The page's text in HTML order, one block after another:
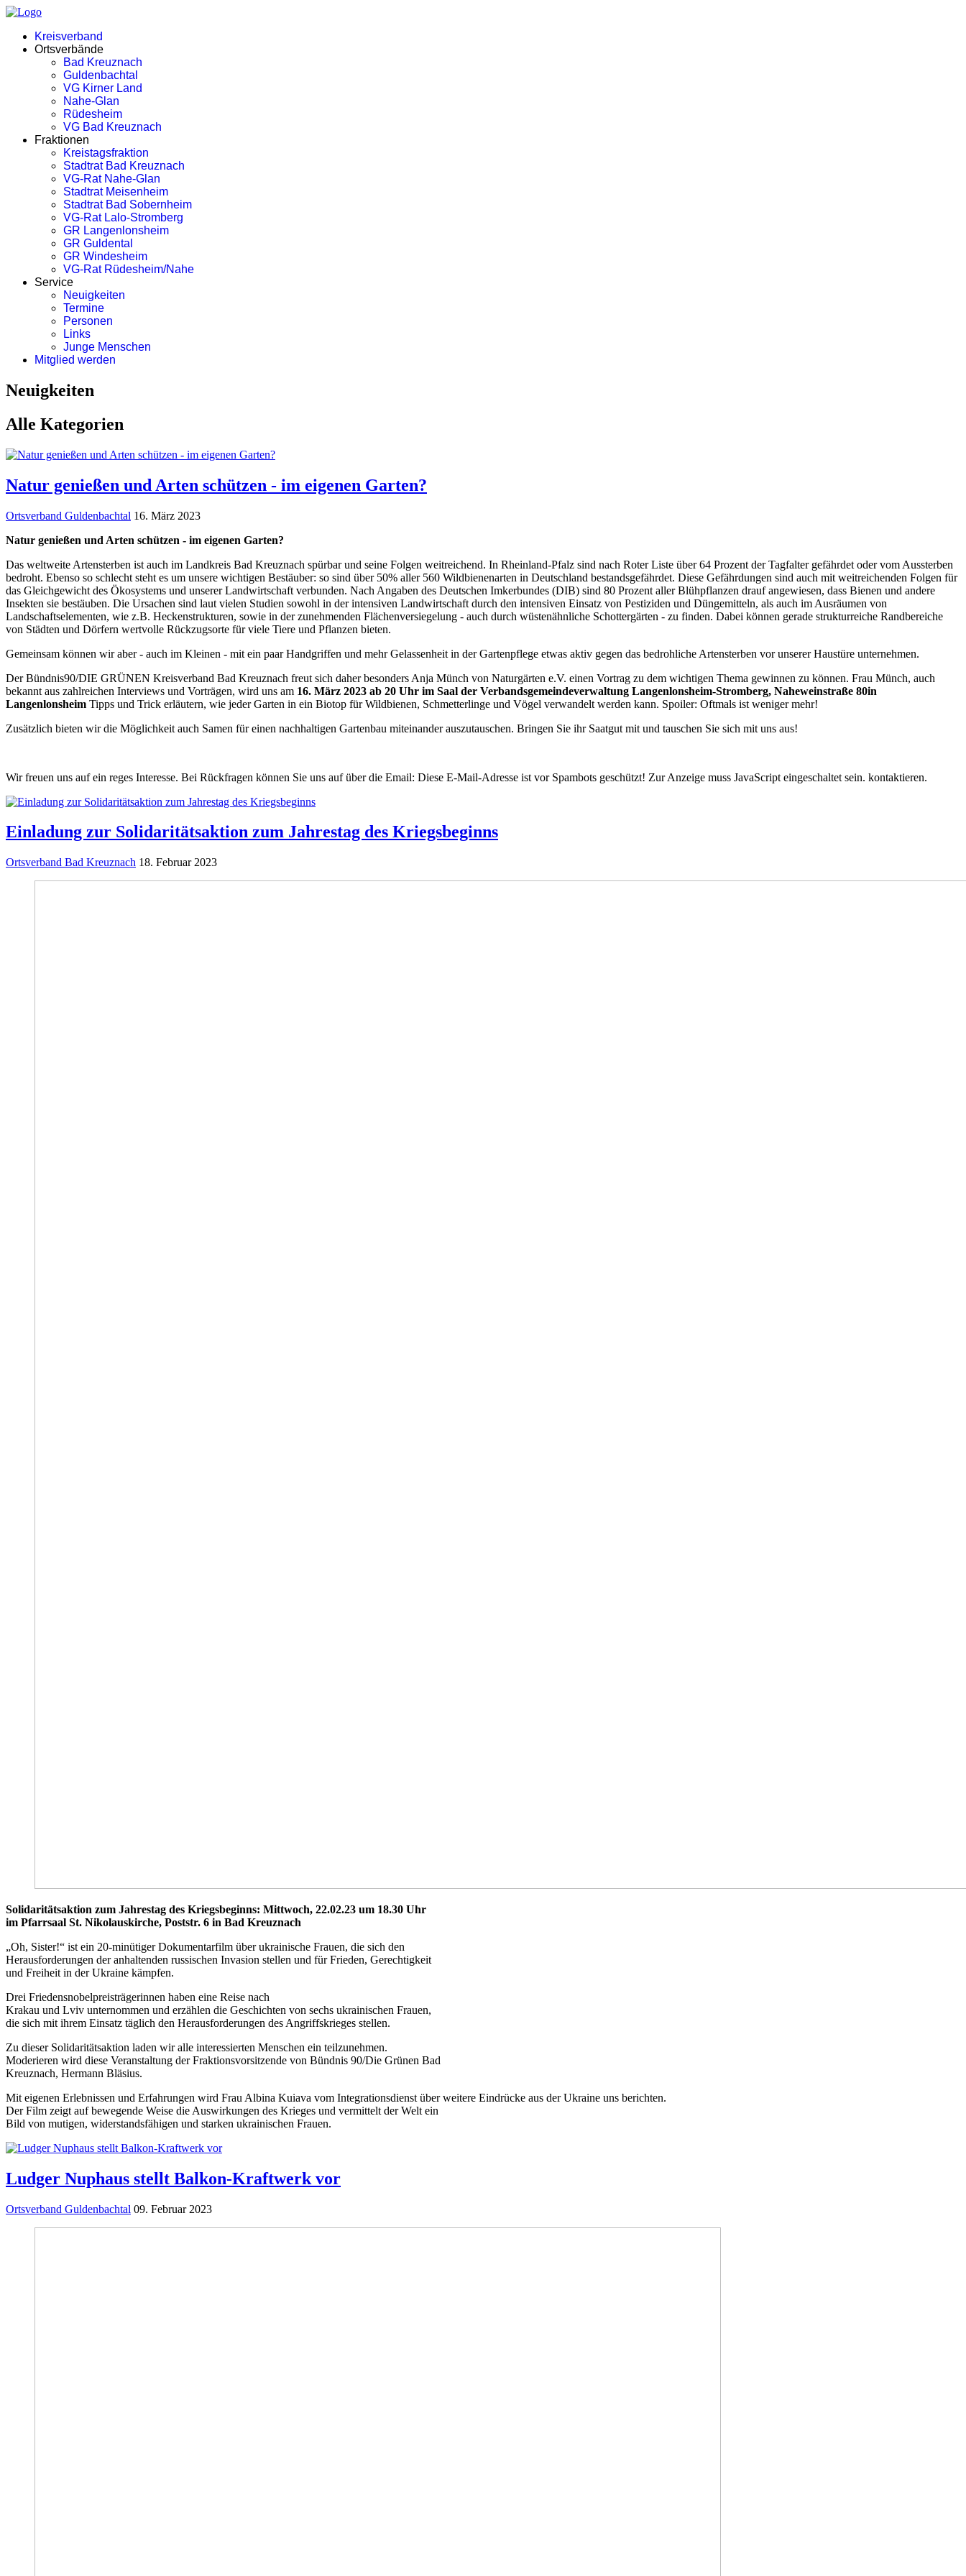
Kreisverband
Ortsverbände
Bad Kreuznach
Guldenbachtal
VG Kirner Land
Nahe-Glan
Rüdesheim
VG Bad Kreuznach
Fraktionen
Kreistagsfraktion
Stadtrat Bad Kreuznach
VG-Rat Nahe-Glan
Stadtrat Meisenheim
Stadtrat Bad Sobernheim
VG-Rat Lalo-Stromberg
GR Langenlonsheim
GR Guldental
GR Windesheim
VG-Rat Rüdesheim/Nahe
Service
Neuigkeiten
Termine
Personen
Links
Junge Menschen
Mitglied werden
Neuigkeiten
Alle Kategorien
Natur genießen und Arten schützen - im eigenen Garten?
Ortsverband Guldenbachtal 16. März 2023
Natur genießen und Arten schützen - im eigenen Garten?
Das weltweite Artensterben ist auch im Landkreis Bad Kreuznach spürbar und seine Folgen weitreichend. In Rheinland-Pfalz sind nach Roter Liste über 64 Prozent der Tagfalter gefährdet oder vom Aussterben
bedroht. Ebenso so schlecht steht es um unsere wichtigen Bestäuber: so sind über 50% aller 560 Wildbienenarten in Deutschland bestandsgefährdet. Diese Gefährdungen sind auch mit weitreichenden Folgen für
das Gleichgewicht des Ökosystems und unserer Landwirtschaft verbunden. Nach Angaben des Deutschen Imkerbundes (DIB) sind 80 Prozent aller Blühpflanzen drauf angewiesen, dass Bienen und andere
Insekten sie bestäuben. Die Ursachen sind laut vielen Studien sowohl in der intensiven Landwirtschaft durch den intensiven Einsatz von Pestiziden und Düngemitteln, als auch im Ausräumen von
Landschaftselementen, wie z.B. Heckenstrukturen, sowie in der zunehmenden Flächenversiegelung - auch durch wüstenähnliche Schottergärten - zu finden. Dabei können gerade strukturreiche Randbereiche
von Städten und Dörfern wertvolle Rückzugsorte für viele Tiere und Pflanzen bieten.
Gemeinsam können wir aber - auch im Kleinen - mit ein paar Handgriffen und mehr Gelassenheit in der Gartenpflege etwas aktiv gegen das bedrohliche Artensterben vor unserer Haustüre unternehmen.
Der Bündnis90/DIE GRÜNEN Kreisverband Bad Kreuznach freut sich daher besonders Anja Münch von Naturgärten e.V. einen Vortrag zu dem wichtigen Thema gewinnen zu können. Frau Münch, auch
bekannt aus zahlreichen Interviews und Vorträgen, wird uns am 16. März 2023 ab 20 Uhr im Saal der Verbandsgemeindeverwaltung Langenlonsheim-Stromberg, Naheweinstraße 80in
Langenlonsheim Tipps und Trick erläutern, wie jeder Garten in ein Biotop für Wildbienen, Schmetterlinge und Vögel verwandelt werden kann. Spoiler: Oftmals ist weniger mehr!
Zusätzlich bieten wir die Möglichkeit auch Samen für einen nachhaltigen Gartenbau miteinander auszutauschen. Bringen Sie ihr Saatgut mit und tauschen Sie sich mit uns aus!
Wir freuen uns auf ein reges Interesse. Bei Rückfragen können Sie uns auf über die Email: Diese E-Mail-Adresse ist vor Spambots geschützt! Zur Anzeige muss JavaScript eingeschaltet sein. kontaktieren.
Einladung zur Solidaritätsaktion zum Jahrestag des Kriegsbeginns
Ortsverband Bad Kreuznach 18. Februar 2023
Solidaritätsaktion zum Jahrestag des Kriegsbeginns: Mittwoch, 22.02.23 um 18.30 Uhr
im Pfarrsaal St. Nikolauskirche, Poststr. 6 in Bad Kreuznach
„Oh, Sister!“ ist ein 20-minütiger Dokumentarfilm über ukrainische Frauen, die sich den
Herausforderungen der anhaltenden russischen Invasion stellen und für Frieden, Gerechtigkeit
und Freiheit in der Ukraine kämpfen.
Drei Friedensnobelpreisträgerinnen haben eine Reise nach
Krakau und Lviv unternommen und erzählen die Geschichten von sechs ukrainischen Frauen,
die sich mit ihrem Einsatz täglich den Herausforderungen des Angriffskrieges stellen.
Zu dieser Solidaritätsaktion laden wir alle interessierten Menschen ein teilzunehmen.
Moderieren wird diese Veranstaltung der Fraktionsvorsitzende von Bündnis 90/Die Grünen Bad
Kreuznach, Hermann Bläsius.
Mit eigenen Erlebnissen und Erfahrungen wird Frau Albina Kuiava vom Integrationsdienst über weitere Eindrücke aus der Ukraine uns berichten.
Der Film zeigt auf bewegende Weise die Auswirkungen des Krieges und vermittelt der Welt ein
Bild von mutigen, widerstandsfähigen und starken ukrainischen Frauen.
Ludger Nuphaus stellt Balkon-Kraftwerk vor
Ortsverband Guldenbachtal 09. Februar 2023